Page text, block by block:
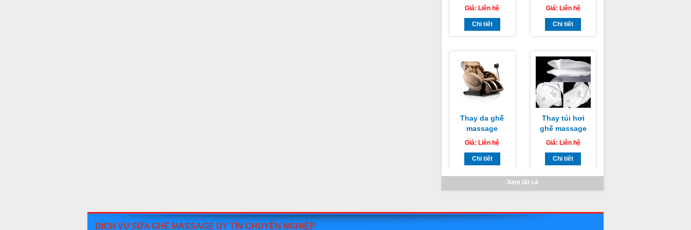
- thành phố Hồ
Chí Minh
Chi tiết
CHUYÊN
NGHIỆP TẠI HỒ
CHÍ MINH, HÀ
NỘI
Chi tiết
massage
TAMAKA tại hồ
chí minh
Giá:Liên hệ
Chi tiết
Thay túi hơi
ghế massage
OMAKING
Giá:Liên hệ
Chi tiết
Xem tất cả
DỊCH VỤ SỬA GHẾ MASSAGE UY TÍN CHUYÊN NGHIỆP